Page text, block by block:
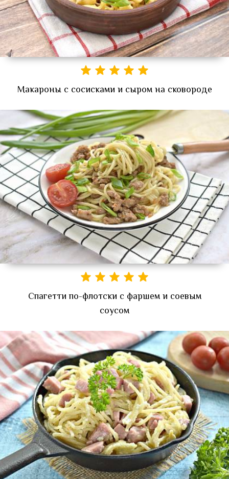
Макароны с сосисками и сыром на сковороде
Спагетти по-флотски с фаршем и соевым
соусом